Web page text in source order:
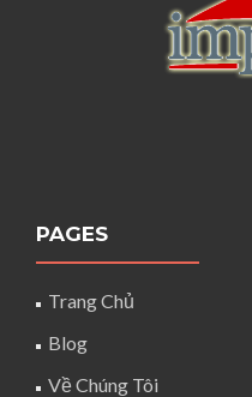
PAGES
Trang Chủ
Blog
Về Chúng Tôi